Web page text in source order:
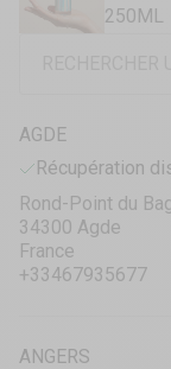
250ML
AGDE
Récupération
Rond-Point du
34300 Agde
France
+33467935677
ANGERS